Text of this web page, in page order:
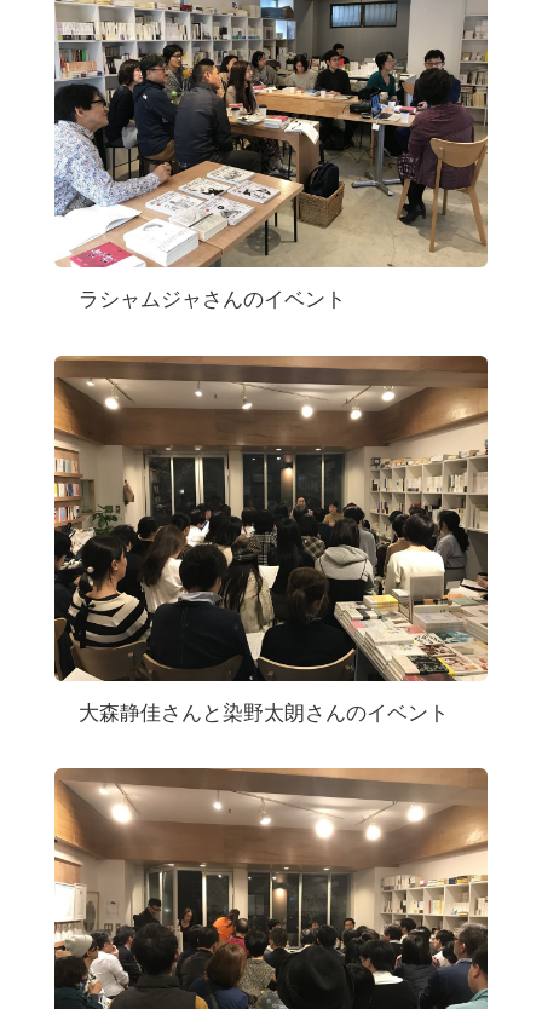
ラシャムジャさんのイベント
大森静佳さんと染野太朗さんのイベント